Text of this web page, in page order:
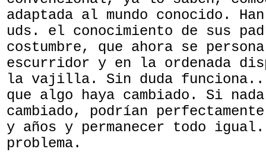
adaptada al mundo conocido.
uds. el conocimiento de sus
costumbre, que ahora se
escurridor y en la ordenada
la vajilla. Sin duda
que algo haya cambiado. Si
cambiado, podrían
y años y permanecer todo
problema.